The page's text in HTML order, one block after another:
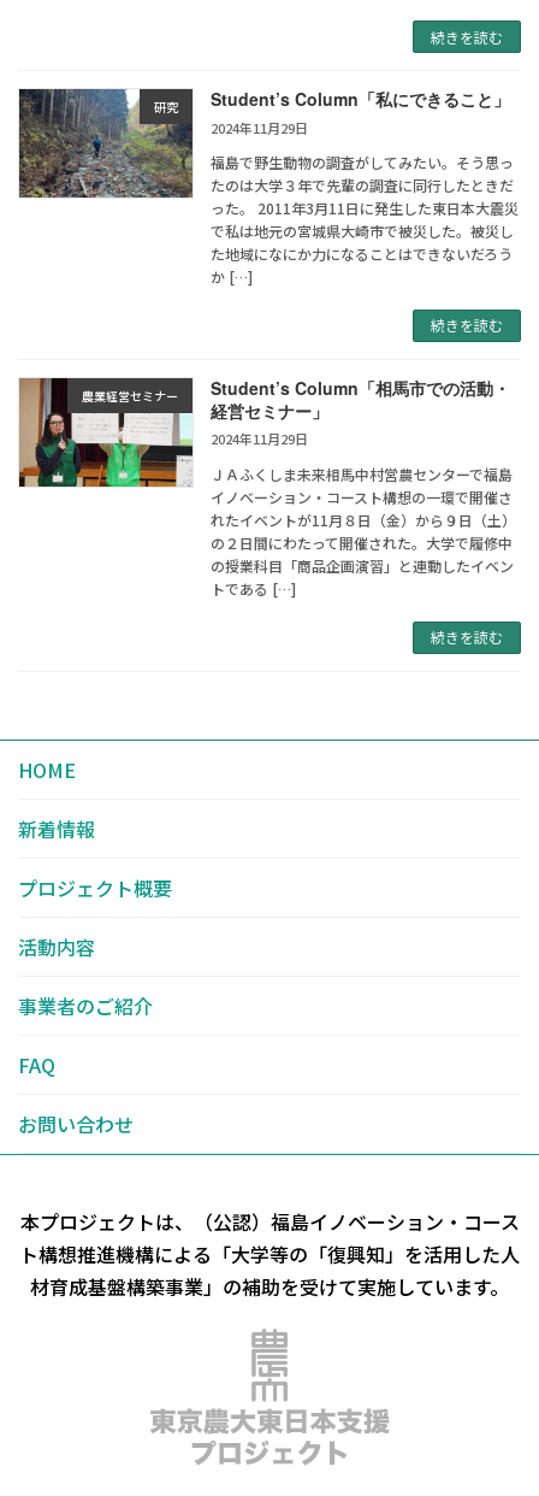
続きを読む
研究 Student’s Column「私にできること」
2024年11月29日
福島で野生動物の調査がしてみたい。そう思っ
たのは大学３年で先輩の調査に同行したときだ
った。 2011年3月11日に発生した東日本大震災
で私は地元の宮城県大崎市で被災した。被災し
た地域になにか力になることはできないだろう
か […]
続きを読む
農業経営セミナー
Student’s Column「相馬市での活動・
経営セミナー」
2024年11月29日
ＪＡふくしま未来相馬中村営農センターで福島
イノベーション・コースト構想の一環で開催さ
れたイベントが11月８日（金）から９日（土）
の２日間にわたって開催された。大学で履修中
の授業科目「商品企画演習」と連動したイベン
トである […]
続きを読む
HOME
新着情報
プロジェクト概要
活動内容
事業者のご紹介
FAQ
お問い合わせ
本プロジェクトは、（公認）福島イノベーション・コース
ト構想推進機構による 「大学等の「復興知」を活用した人
材育成基盤構築事業」の補助を受けて実施しています。